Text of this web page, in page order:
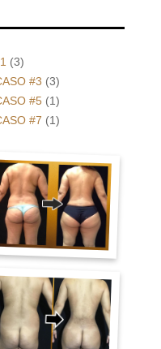
(3)
#3 (3)
#5(1)
#7 (1)